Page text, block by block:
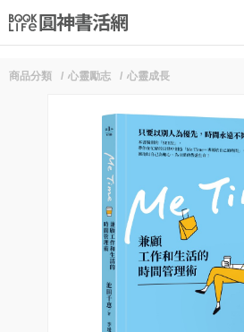
Netflix話題章魚小說！
商品分類 心靈勵志 心靈成長